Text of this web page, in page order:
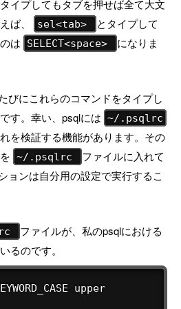
イプしてもタブを押せば全て大文
ば、
sel<tab>
とタイプして
は
SELECT<space>
になりま
びにこれらのコマンドをタイプし
す。幸い、psqlには ~/.psqlrc
を検証する機能があります。その
~/.psqlrc
ファイルに入れて
ョンは自分用の設定で実行するこ
ファイルが、私のpsqlにおける
るのです。
upper